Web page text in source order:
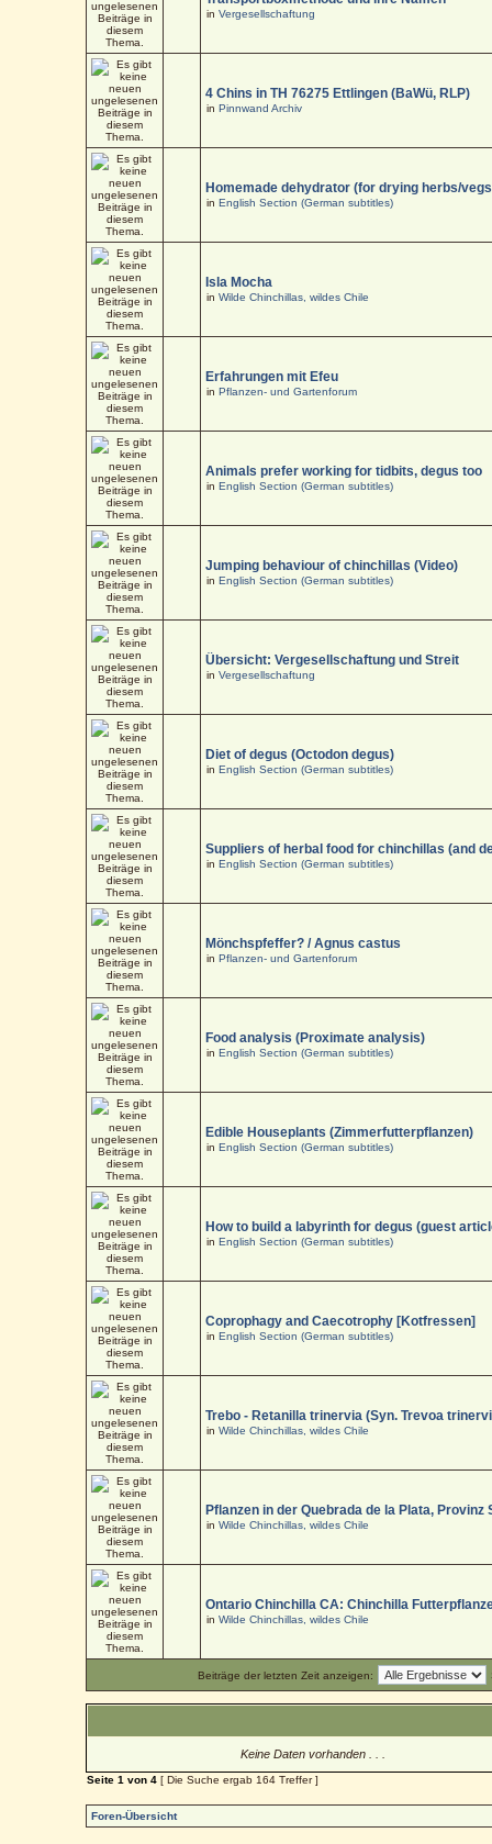
inVergesellschaftung
4 Chins in TH 76275 Ettlingen (BaWü, RLP)
inPinnwand Archiv
Homemade dehydrator (for drying herbs/
inEnglish Section (German subtitles)
Isla Mocha
inWilde Chinchillas, wildes Chile
Erfahrungen mit Efeu
inPflanzen- und Gartenforum
Animals prefer working for tidbits, degus too
inEnglish Section (German subtitles)
Jumping behaviour of chinchillas (Video)
inEnglish Section (German subtitles)
Übersicht: Vergesellschaftung und Streit
inVergesellschaftung
Diet of degus (Octodon degus)
inEnglish Section (German subtitles)
Suppliers of herbal food for chinchillas (and
inEnglish Section (German subtitles)
Mönchspfeffer? / Agnus castus
inPflanzen- und Gartenforum
Food analysis (Proximate analysis)
inEnglish Section (German subtitles)
Edible Houseplants (Zimmerfutterpflanzen)
inEnglish Section (German subtitles)
How to build a labyrinth for degus (guest
inEnglish Section (German subtitles)
Coprophagy and Caecotrophy [Kotfressen]
inEnglish Section (German subtitles)
Trebo - Retanilla trinervia (Syn. Trevoa
inWilde Chinchillas, wildes Chile
Pflanzen in der Quebrada de la Plata, Provinz
inWilde Chinchillas, wildes Chile
Ontario Chinchilla CA: Chinchilla
inWilde Chinchillas, wildes Chile
Beiträge der letzten Zeit anzeigen:
Keine Daten vorhanden . . .
Seite1 von4 [ Die Suche ergab 164 Treffer ]
Foren-Übersicht